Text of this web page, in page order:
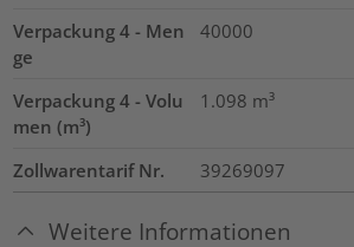
Verpackung 4 - Men
ge
40000
Verpackung 4 - Volu
men (m³)
1.098 m³
Zollwarentarif Nr. 39269097
Weitere Informationen